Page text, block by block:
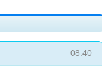
08:40